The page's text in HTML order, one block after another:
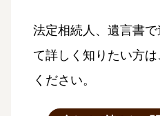
法定相続人、遺言書
て詳しく知りたい方
ください。